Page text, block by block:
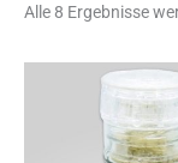
Alle 8 Ergebnisse